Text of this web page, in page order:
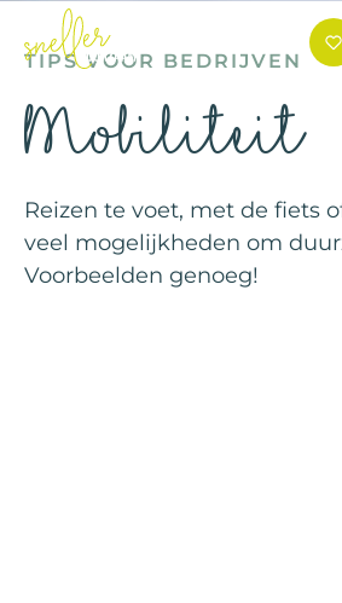
TIPS VOOR BEDRIJVEN
Mobiliteit
Reizen te voet, met de fiets
veel mogelijkheden om
Voorbeelden genoeg!